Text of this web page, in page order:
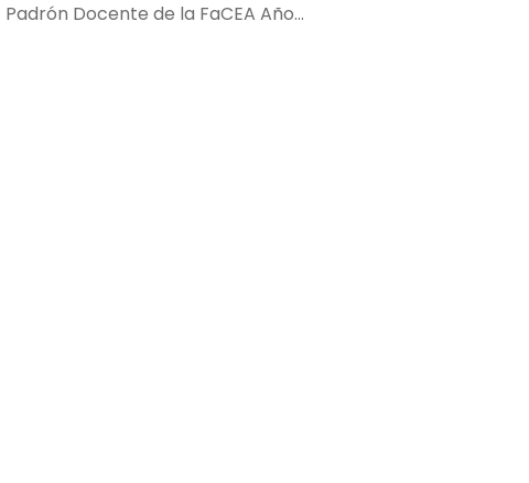
Docente de la FaCEA Año...